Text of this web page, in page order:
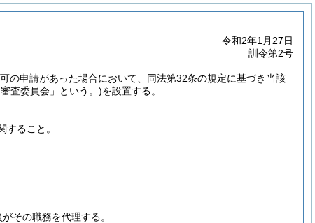
令和2年1月27日
訓令第2号
の申請があった場合において、同法第32条の規定に基づき当該
査委員会」という。)を設置する。
すること。
その職務を代理する。